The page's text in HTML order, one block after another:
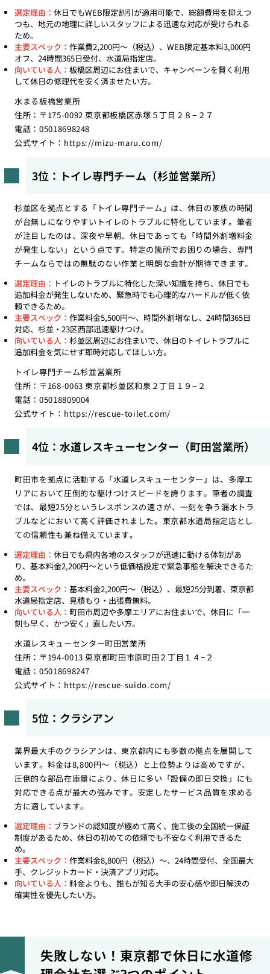
選定理由： 休日でもWEB限定割引が適用可能で、総額費用を抑えつ
つも、地元の地理に詳しいスタッフによる迅速な対応が受けられる
ため。
主要スペック： 作業費2,200円〜（税込）、WEB限定基本料3,000円
オフ、24時間365日受付、水道局指定店。
向いている人： 板橋区周辺にお住まいで、キャンペーンを賢く利用
して休日の修理代を安く済ませたい方。
水まる板橋営業所
住所：〒175-0092 東京都板橋区赤塚５丁目２８−２７
電話：05018698248
公式サイト： https://mizu-maru.com/
3位：トイレ専門チーム（杉並営業所）
杉並区を拠点とする「トイレ専門チーム」は、休日の家族の時間
が台無しになりやすいトイレのトラブルに特化しています。筆者
が注目したのは、深夜や早朝、休日であっても「時間外割増料金
が発生しない」という点です。特定の箇所でお困りの場合、専門
チームならではの無駄のない作業と明朗な会計が期待できます。
選定理由： トイレのトラブルに特化した深い知識を持ち、休日でも
追加料金が発生しないため、緊急時でも心理的なハードルが低く依
頼できるため。
主要スペック： 作業料金5,500円〜、時間外割増なし、24時間365日
対応、杉並・23区西部迅速駆けつけ。
向いている人： 杉並区周辺にお住まいで、休日のトイレトラブルに
追加料金を気にせず即時対応してほしい方。
トイレ専門チーム杉並営業所
住所：〒168-0063 東京都杉並区和泉２丁目１９−２
電話：05018809004
公式サイト： https://rescue-toilet.com/
4位：水道レスキューセンター（町田営業所）
町田市を拠点に活動する「水道レスキューセンター」は、多摩エ
リアにおいて圧倒的な駆けつけスピードを誇ります。筆者の調査
では、最短25分というレスポンスの速さが、一刻を争う漏水トラ
ブルなどにおいて高く評価されました。東京都水道局指定店とし
ての信頼性も兼ね備えています。
選定理由： 休日でも県内各地のスタッフが迅速に動ける体制があ
り、基本料金2,200円〜という低価格設定で緊急事態を解決できるた
め。
主要スペック： 基本料金2,200円〜（税込）、最短25分到着、東京都
水道局指定店、見積もり・出張費無料。
向いている人： 町田市周辺や多摩エリアにお住まいで、休日に「一
刻も早く、かつ安く」直したい方。
水道レスキューセンター町田営業所
住所：〒194-0013 東京都町田市原町田２丁目１４−２
電話：05018698247
公式サイト： https://rescue-suido.com/
5位：クラシアン
業界最大手のクラシアンは、東京都内にも多数の拠点を展開して
います。料金は8,800円〜（税込）と上位勢よりは高めですが、
圧倒的な部品在庫量により、休日に多い「設備の即日交換」にも
対応できる点が最大の強みです。安定したサービス品質を求める
方に適しています。
選定理由： ブランドの認知度が極めて高く、施工後の全国統一保証
制度があるため、休日の初めての依頼でも不安なく利用できるた
め。
主要スペック： 作業料金8,800円（税込）〜、24時間受付、全国最大
手、クレジットカード・決済アプリ対応。
向いている人： 料金よりも、誰もが知る大手の安心感や即日解決の
確実性を優先したい方。
失敗しない！東京都で休日に水道修